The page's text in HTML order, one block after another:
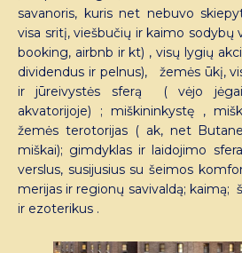
savanoris, kuris net nebuvo
visa sritį, viešbučių ir kaimo sodybų
booking, airbnb ir kt) , visų lygių
dividendus ir pelnus), žemės ūkį,
ir jūreivystės sferą ( vėjo
akvatorijoje) ; miškininkystę ,
žemės terotorijas ( ak, net
miškai); gimdyklas ir laidojimo
verslus, susijusius su šeimos
merijas ir regionų savivaldą; kaimą;
ir ezoterikus .